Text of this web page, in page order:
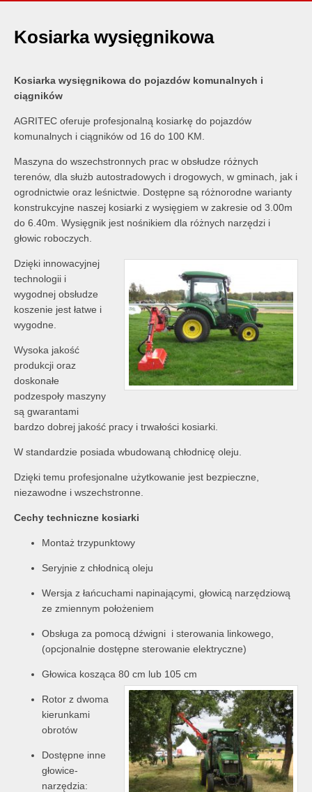
Kosiarka wysięgnikowa
Kosiarka wysięgnikowa do pojazdów komunalnych i
ciągników
AGRITEC oferuje profesjonalną kosiarkę do pojazdów
komunalnych i ciągników od 16 do 100 KM.
Maszyna do wszechstronnych prac w obsłudze różnych
terenów, dla służb autostradowych i drogowych, w gminach, jak i
ogrodnictwie oraz leśnictwie. Dostępne są różnorodne warianty
konstrukcyjne naszej kosiarki z wysięgiem w zakresie od 3.00m
do 6.40m. Wysięgnik jest nośnikiem dla różnych narzędzi i
głowic roboczych.
Dzięki innowacyjnej
technologii i
wygodnej obsłudze
koszenie jest łatwe i
wygodne.
Wysoka jakość
produkcji oraz
doskonałe
podzespoły maszyny
są gwarantami
bardzo dobrej jakość pracy i trwałości kosiarki.
W standardzie posiada wbudowaną chłodnicę oleju.
Dzięki temu profesjonalne użytkowanie jest bezpieczne,
niezawodne i wszechstronne.
Cechy techniczne kosiarki
Montaż trzypunktowy
Seryjnie z chłodnicą oleju
Wersja z łańcuchami napinającymi, głowicą narzędziową
ze zmiennym położeniem
Obsługa za pomocą dźwigni i sterowania linkowego,
(opcjonalnie dostępne sterowanie elektryczne)
Głowica kosząca 80 cm lub 105 cm
Rotor z dwoma
kierunkami
obrotów
Dostępne inne
głowice-
narzędzia: